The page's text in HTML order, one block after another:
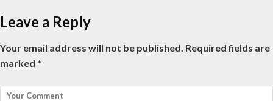
Leave a Reply
Your email address will not be published. Required fields are
marked *